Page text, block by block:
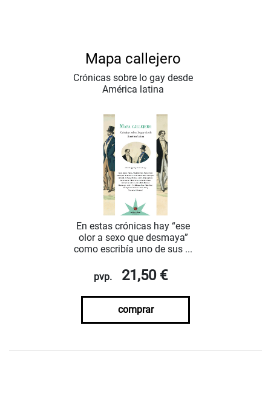
Mapa callejero
Crónicas sobre lo gay desde
América latina
En estas crónicas hay “ese
olor a sexo que desmaya”
como escribía uno de sus ...
pvp. 21,50 €
comprar